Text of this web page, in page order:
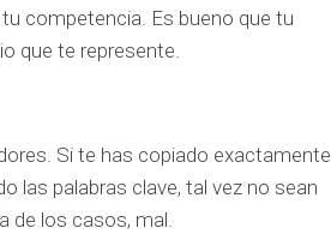
competencia. Es bueno que tu
que te represente.
Si te has copiado exactamente
las palabras clave, tal vez no sean
de los casos, mal.